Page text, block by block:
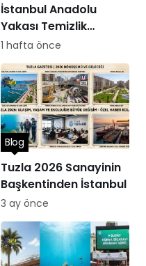
İstanbul Anadolu
Yakası Temizlik
Hizmetleri
1 hafta önce
Tuzla 2026 Sanayinin
Başkentinden İstanbul
Blog
3 ay önce